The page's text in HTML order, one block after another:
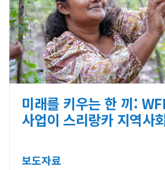
미래를 키우는 한 끼:
사업이 스리랑카 지역사
보도자료